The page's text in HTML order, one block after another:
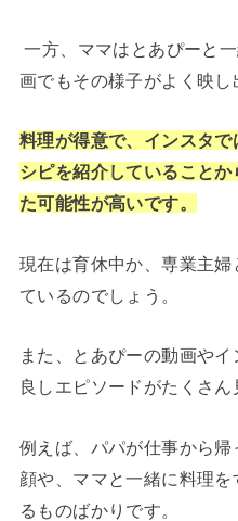
一方、ママはとあぴーと
画でもその様子がよく映し
料理が得意で、インスタ
シピを紹介していること
た可能性が高いです。
現在は育休中か、専業主婦
ているのでしょう。
また、
とあぴーの動画や
良しエピソードがたくさん
例えば、パパが仕事から
顔や、ママと一緒に料理
るものばかりです。